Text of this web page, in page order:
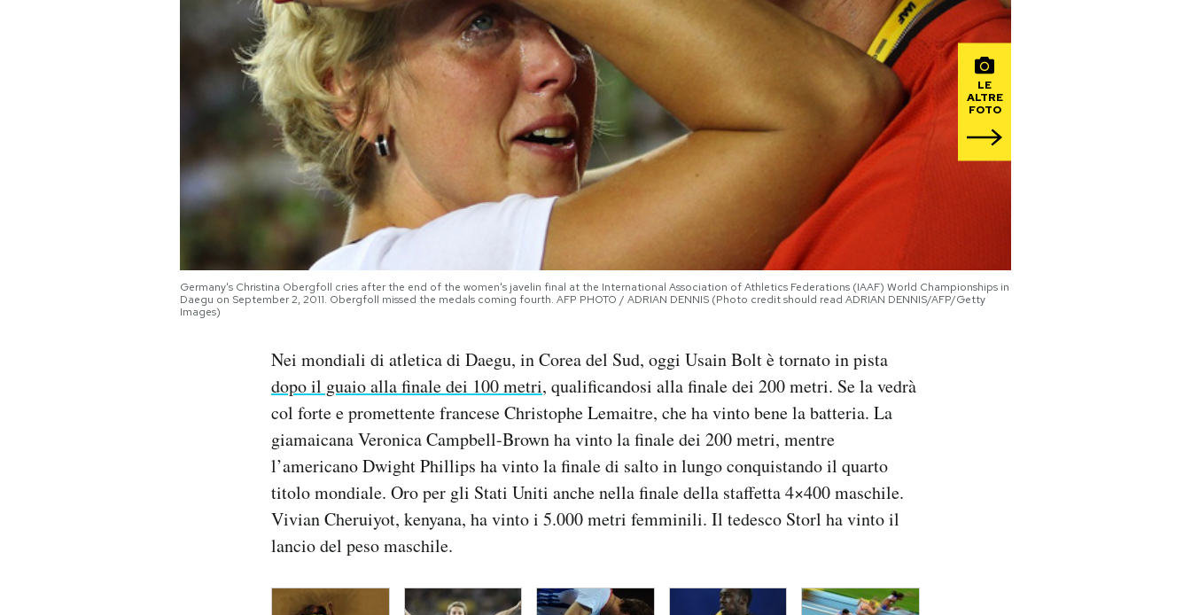
Mondiali calcio 2026
LE
ALTRE
FOTO
Germany's Christina Obergfoll cries after the end of the women's javelin final at the International Association of Athletics Federations (IAAF) World Championships in
Daegu on September 2, 2011. Obergfoll missed the medals coming fourth. AFP PHOTO / ADRIAN DENNIS (Photo credit should read ADRIAN DENNIS/AFP/Getty
Images)
Nei mondiali di atletica di Daegu, in Corea del Sud, oggi Usain Bolt è tornato in pista
dopo il guaio alla finale dei 100 metri, qualificandosi alla finale dei 200 metri. Se la vedrà
col forte e promettente francese Christophe Lemaitre, che ha vinto bene la batteria. La
giamaicana Veronica Campbell-Brown ha vinto la finale dei 200 metri, mentre
l’americano Dwight Phillips ha vinto la finale di salto in lungo conquistando il quarto
titolo mondiale. Oro per gli Stati Uniti anche nella finale della staffetta 4×400 maschile.
Vivian Cheruiyot, kenyana, ha vinto i 5.000 metri femminili. Il tedesco Storl ha vinto il
lancio del peso maschile.